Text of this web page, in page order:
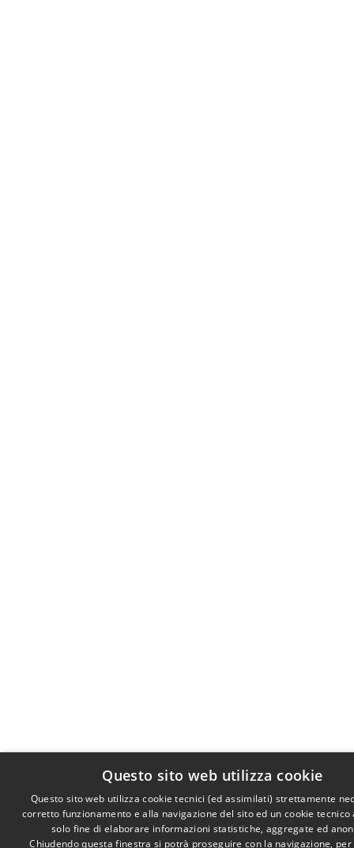
Questo sito web utilizza cookie
Questo sito web utilizza cookie tecnici (ed assimilati) strettamente
corretto funzionamento e alla navigazione del sito ed un cookie tecnico
solo fine di elaborare informazioni statistiche, aggregate ed
Chiudendo questa finestra si potrà proseguire con la navigazione,